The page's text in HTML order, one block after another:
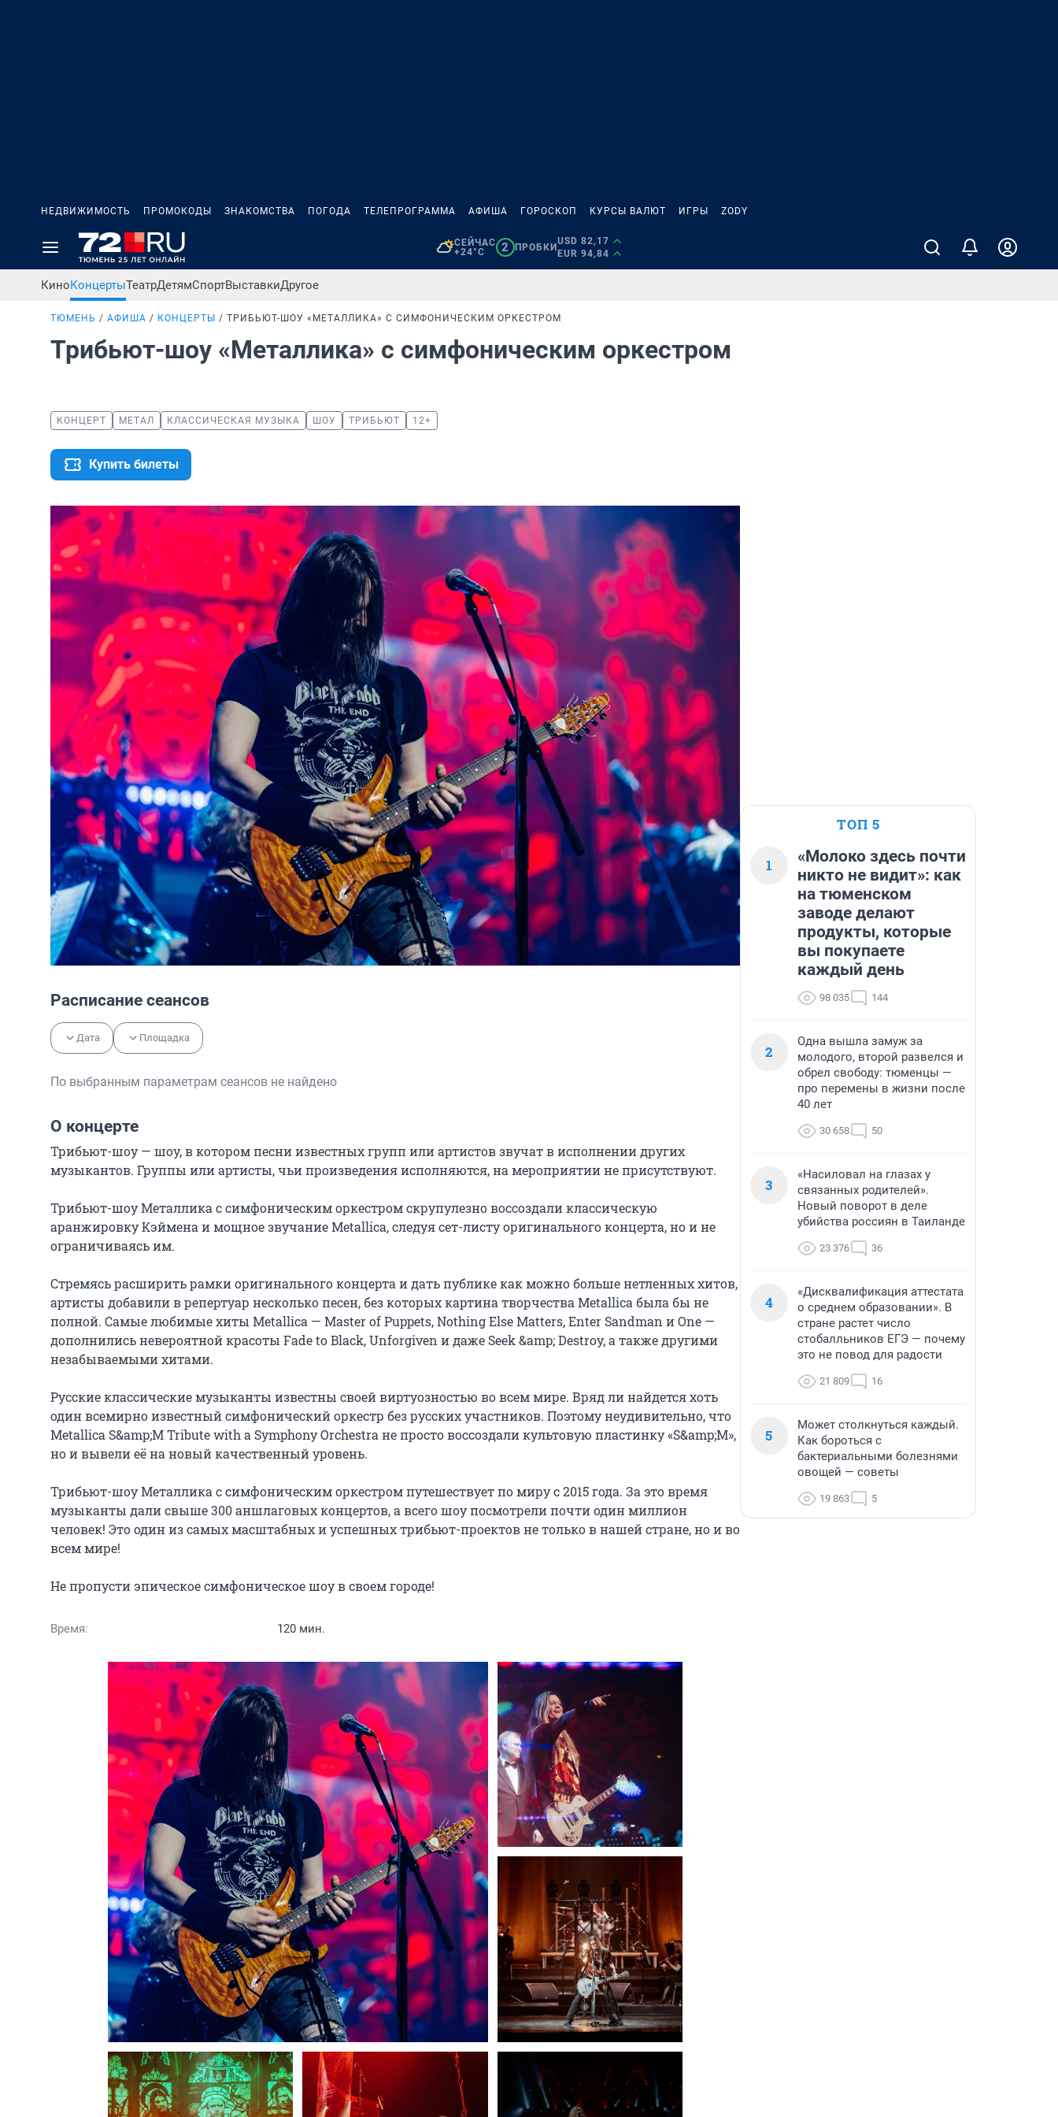
НЕДВИЖИМОСТЬ ПРОМОКОДЫ ЗНАКОМСТВА ПОГОДА ТЕЛЕПРОГРАММА АФИША ГОРОСКОП КУРСЫ ВАЛЮТ ИГРЫ ZODY
СЕЙЧАС
+24°C
2 ПРОБКИ
USD 82,17
EUR 94,84
КиноКонцертыТеатрДетямСпортВыставкиДругое
ТЮМЕНЬ АФИША КОНЦЕРТЫ ТРИБЬЮТ-ШОУ «МЕТАЛЛИКА» С СИМФОНИЧЕСКИМ ОРКЕСТРОМ
Трибьют-шоу «Металлика» с симфоническим оркестром
КОНЦЕРТ МЕТАЛ КЛАССИЧЕСКАЯ МУЗЫКА ШОУ ТРИБЬЮТ 12+
Купить билеты
Расписание сеансов
Дата Площадка
По выбранным параметрам сеансов не найдено
О концерте
Трибьют-шоу — шоу, в котором песни известных групп или артистов звучат в исполнении других
музыкантов. Группы или артисты, чьи произведения исполняются, на мероприятии не присутствуют.
Трибьют-шоу Металлика с симфоническим оркестром скрупулезно воссоздали классическую
аранжировку Кэймена и мощное звучание Metallica, следуя сет-листу оригинального концерта, но и не
ограничиваясь им.
Стремясь расширить рамки оригинального концерта и дать публике как можно больше нетленных хитов,
артисты добавили в репертуар несколько песен, без которых картина творчества Metallica была бы не
полной. Самые любимые хиты Metallica — Master of Puppets, Nothing Else Matters, Enter Sandman и One —
дополнились невероятной красоты Fade to Black, Unforgiven и даже Seek &amp; Destroy, a также другими
незабываемыми хитами.
Русские классические музыканты известны своей виртуозностью во всем мире. Вряд ли найдется хоть
один всемирно известный симфонический оркестр без русских участников. Поэтому неудивительно, что
Metallica S&amp;M Tribute with a Symphony Orchestra не просто воссоздали культовую пластинку «S&amp;M»,
но и вывели её на новый качественный уровень.
Трибьют-шоу Металлика с симфоническим оркестром путешествует по миру с 2015 года. За это время
музыканты дали свыше 300 аншлаговых концертов, а всего шоу посмотрели почти один миллион
человек! Это один из самых масштабных и успешных трибьют-проектов не только в нашей стране, но и во
всем мире!
Не пропусти эпическое симфоническое шоу в своем городе!
Время: 120 мин.
ТОП 5
1
«Молоко здесь почти
никто не видит»: как
на тюменском
заводе делают
продукты, которые
вы покупаете
каждый день
98 035 144
2
Одна вышла замуж за
молодого, второй развелся и
обрел свободу: тюменцы —
про перемены в жизни после
40 лет
30 658 50
3
«Насиловал на глазах у
связанных родителей».
Новый поворот в деле
убийства россиян в Таиланде
23 376 36
4
«Дисквалификация аттестата
о среднем образовании». В
стране растет число
стобалльников ЕГЭ — почему
это не повод для радости
21 809 16
5
Может столкнуться каждый.
Как бороться с
бактериальными болезнями
овощей — советы
19 863 5